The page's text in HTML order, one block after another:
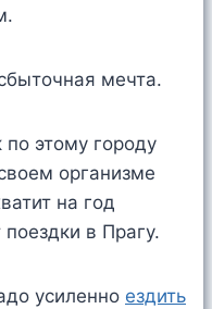
мечта.
по этому городу
организме
на год
в Прагу.
усиленно ездить